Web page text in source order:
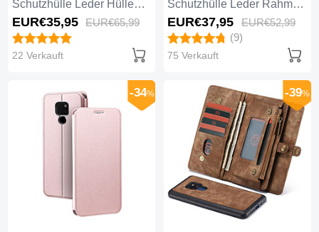
Schutzhülle Leder Hülle
T04 für Huawei Mate 20
Braun
EUR€35,95 EUR€65,99
22 Verkauft
Schutzhülle Leder Rahmen
Spiegel Tasche M02 für
Huawei Mate 20 Gold
EUR€37,95 EUR€52,99
(9)
75 Verkauft
-34% -39%